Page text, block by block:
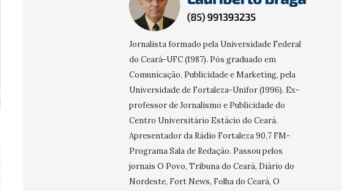
Jornalista formado pela Universidade Federal
do Ceará-UFC (1987). Pós graduado em
Comunicação, Publicidade e Marketing, pela
Universidade de Fortaleza-Unifor (1996). Ex-
professor de Jornalismo e Publicidade do
Centro Universitário Estácio do Ceará.
Apresentador da Rádio Fortaleza 90,7 FM-
Programa Sala de Redação. Passou pelos
jornais O Povo, Tribuna do Ceará, Diário do
Nordeste, Fort News, Folha do Ceará, O